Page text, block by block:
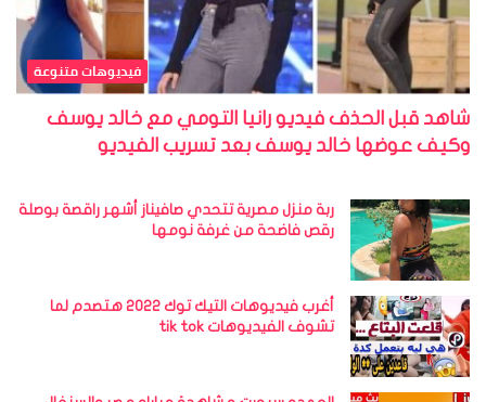
فيديوهات متنوعة
شاهد قبل الحذف فيديو رانيا التومي مع خالد يوسف
وكيف عوضها خالد يوسف بعد تسريب الفيديو
ربة منزل مصرية تتحدي صافيناز أشهر راقصة بوصلة
رقص فاضحة من غرفة نومها
أغرب فيديوهات التيك توك 2022 هتصدم لما
تشوف الفيديوهات tik tok